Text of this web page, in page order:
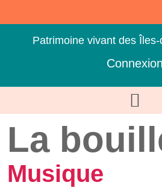
Patrimoine vivant des
Connexion
La
Musique